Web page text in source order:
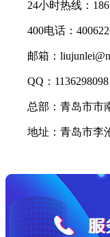
24小时热线：186
400电话：
邮箱：
QQ：1136298098
总部：青岛市市
地址：青岛市李沧